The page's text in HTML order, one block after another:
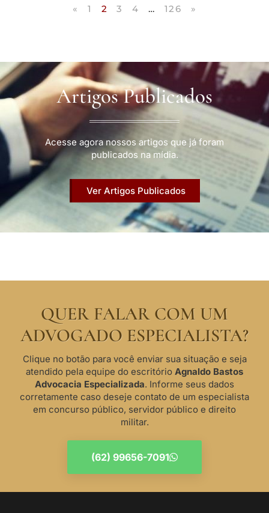
« 1 2 3 4 … 126 »
Artigos Publicados
Acesse agora nossos artigos que já foram
publicados na mídia.
Ver Artigos Publicados
QUER FALAR COM UM
ADVOGADO ESPECIALISTA?
Clique no botão para você enviar sua situação e seja
atendido pela equipe do escritório Agnaldo Bastos
Advocacia Especializada. Informe seus dados
corretamente caso deseje contato de um especialista
em concurso público, servidor público e direito
militar.
(62) 99656-7091